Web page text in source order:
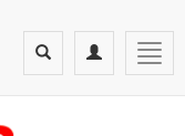
Toggle
navigation
Toggle
search